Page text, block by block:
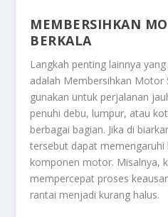
MEMBERSIHKAN
BERKALA
Langkah penting lainnya
adalah Membersihkan Motor
gunakan untuk perjalanan
penuhi debu, lumpur, atau
berbagai bagian. Jika di
tersebut dapat memengaruhi
komponen motor. Misalnya,
mempercepat proses
rantai menjadi kurang halus.